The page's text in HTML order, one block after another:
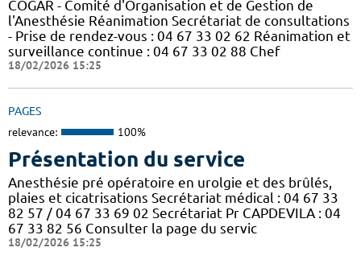
COGAR - Comité d'Organisation et de Gestion de
l'Anesthésie Réanimation Secrétariat de consultations
- Prise de rendez-vous : 04 67 33 02 62 Réanimation et
surveillance continue : 04 67 33 02 88 Chef
18/02/2026 15:25
PAGES
relevance: 100%
Présentation du service
Anesthésie pré opératoire en urolgie et des brûlés,
plaies et cicatrisations Secrétariat médical : 04 67 33
82 57 / 04 67 33 69 02 Secrétariat Pr CAPDEVILA : 04
67 33 82 56 Consulter la page du servic
18/02/2026 15:25